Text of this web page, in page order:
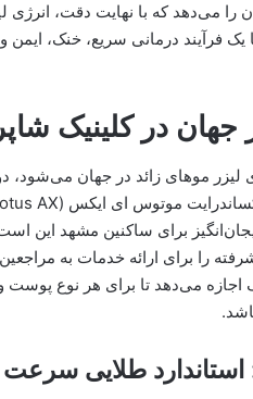
را می‌دهد که با نهایت دقت، انرژی
فرآیند درمانی سریع، خنک، ایمن
جهان در کلینیک
لیزر موهای زائد در جهان می‌شود،
برای ساکنین مشهد این
را برای ارائه خدمات به
اجازه می‌دهد تا برای هر نوع پوست
استاندارد طلایی